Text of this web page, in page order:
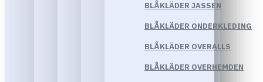
BLÅKLÄDER JASSEN
BLÅKLÄDER ONDERKLEDING
BLÅKLÄDER OVERALLS
BLÅKLÄDER OVERHEMDEN